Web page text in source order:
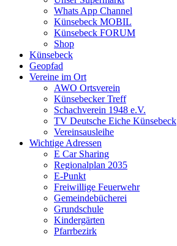
Whats App Channel
Künsebeck MOBIL
Künsebeck FORUM
Shop
Künsebeck
Geopfad
Vereine im Ort
AWO Ortsverein
Künsebecker Treff
Schachverein 1948 e.V.
TV Deutsche Eiche Künsebeck
Vereinsausleihe
Wichtige Adressen
E Car Sharing
Regionalplan 2035
E-Punkt
Freiwillige Feuerwehr
Gemeindebücherei
Grundschule
Kindergärten
Pfarrbezirk